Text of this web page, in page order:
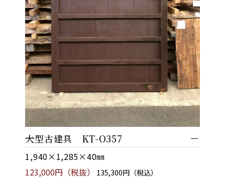
大型古建具 KT-O357
1,940×1,285×40㎜
123,000円（税抜）
135,300円（税込）